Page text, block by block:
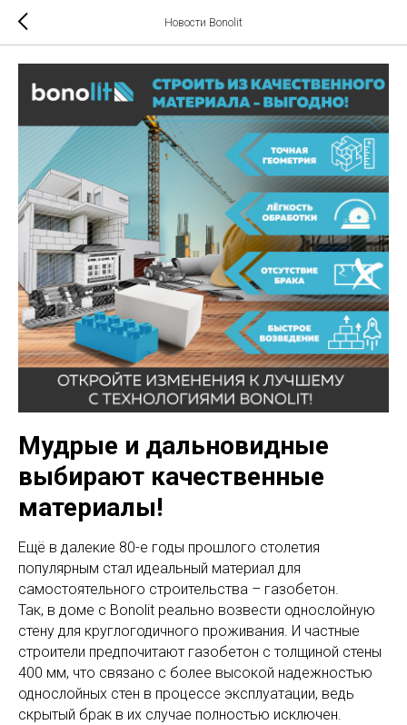
Новости Bonolit
Мудрые и дальновидные
выбирают качественные
материалы!
Ещё в далекие 80-е годы прошлого столетия
популярным стал идеальный материал для
самостоятельного строительства – газобетон.
Так, в доме с Bonolit реально возвести однослойную
стену для круглогодичного проживания. И частные
строители предпочитают газобетон с толщиной стены
400 мм, что связано с более высокой надежностью
однослойных стен в процессе эксплуатации, ведь
скрытый брак в их случае полностью исключен.